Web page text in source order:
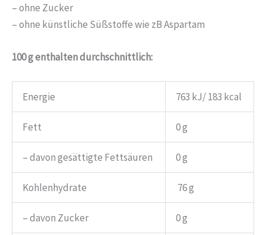
– ohne Zucker
– ohne künstliche Süßstoffe wie zB Aspartam
100 g enthalten durchschnittlich:
Energie 763 kJ/ 183 kcal
Fett 0 g
– davon gesättigte Fettsäuren 0 g
Kohlenhydrate 76 g
– davon Zucker 0 g